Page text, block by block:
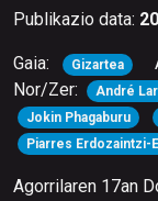
Publikazio data:
Gaia: Gizartea
Nor/Zer: André
Jokin Phagaburu
Piarres Erdozaintzi-
Agorrilaren 17an